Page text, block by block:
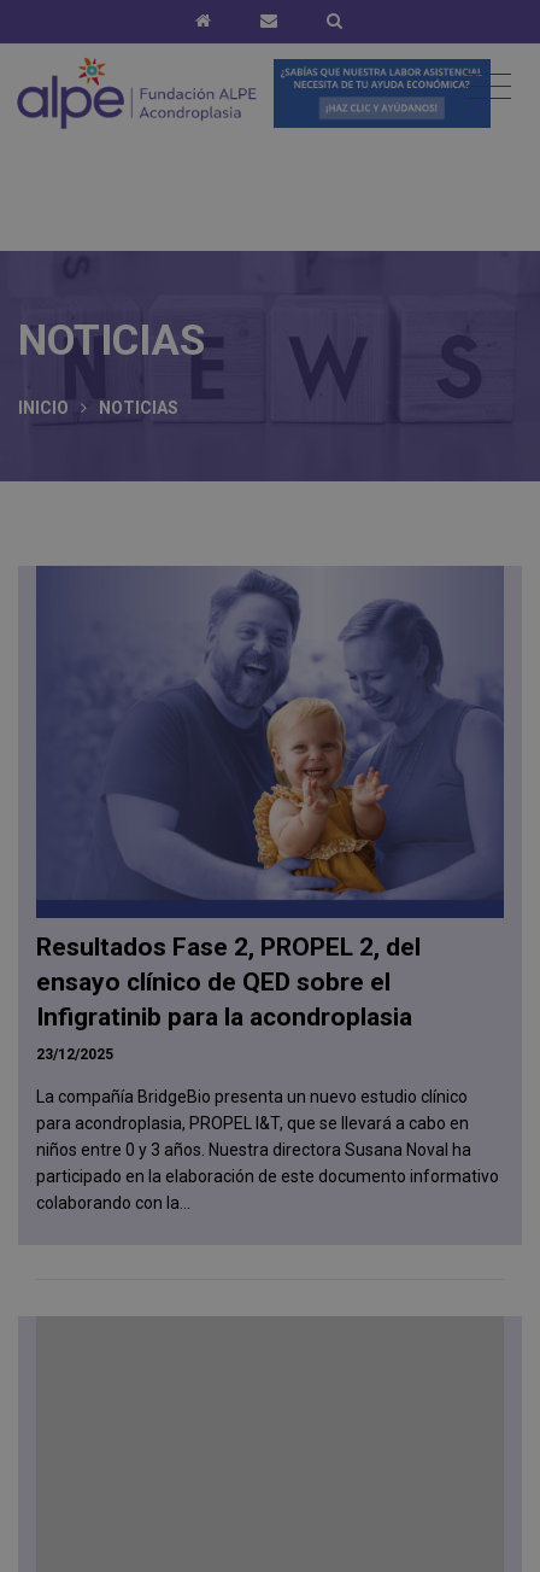
NOTICIAS
INICIO NOTICIAS
Resultados Fase 2, PROPEL 2, del
ensayo clínico de QED sobre el
Infigratinib para la acondroplasia
23/12/2025
La compañía BridgeBio presenta un nuevo estudio clínico
para acondroplasia, PROPEL I&T, que se llevará a cabo en
niños entre 0 y 3 años. Nuestra directora Susana Noval ha
participado en la elaboración de este documento informativo
colaborando con la...